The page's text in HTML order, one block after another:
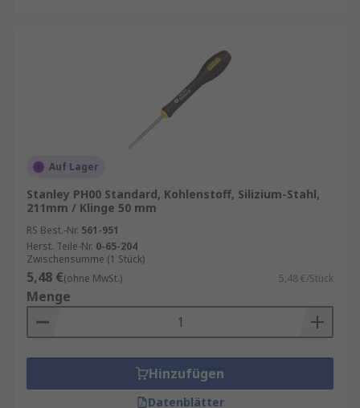
Auf Lager
Stanley PH00 Standard, Kohlenstoff, Silizium-Stahl,
211mm / Klinge 50 mm
RS Best.-Nr. 561-951
Herst. Teile-Nr. 0-65-204
Zwischensumme (1 Stück)
5,48 €(ohne MwSt.) 5,48 €/Stück
Menge
Hinzufügen
Datenblätter